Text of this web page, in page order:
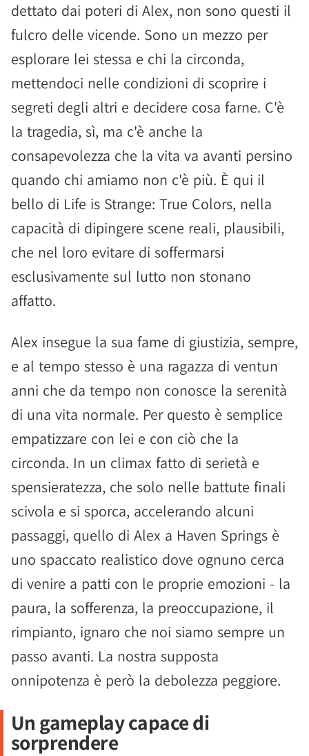
dettato dai poteri di Alex, non sono questi il
fulcro delle vicende. Sono un mezzo per
esplorare lei stessa e chi la circonda,
mettendoci nelle condizioni di scoprire i
segreti degli altri e decidere cosa farne. C'è
la tragedia, sì, ma c'è anche la
consapevolezza che la vita va avanti persino
quando chi amiamo non c'è più. È qui il
bello di Life is Strange: True Colors, nella
capacità di dipingere scene reali, plausibili,
che nel loro evitare di soffermarsi
esclusivamente sul lutto non stonano
affatto.
Alex insegue la sua fame di giustizia, sempre,
e al tempo stesso è una ragazza di ventun
anni che da tempo non conosce la serenità
di una vita normale. Per questo è semplice
empatizzare con lei e con ciò che la
circonda. In un climax fatto di serietà e
spensieratezza, che solo nelle battute finali
scivola e si sporca, accelerando alcuni
passaggi, quello di Alex a Haven Springs è
uno spaccato realistico dove ognuno cerca
di venire a patti con le proprie emozioni - la
paura, la sofferenza, la preoccupazione, il
rimpianto, ignaro che noi siamo sempre un
passo avanti. La nostra supposta
onnipotenza è però la debolezza peggiore.
Un gameplay capace di
sorprendere